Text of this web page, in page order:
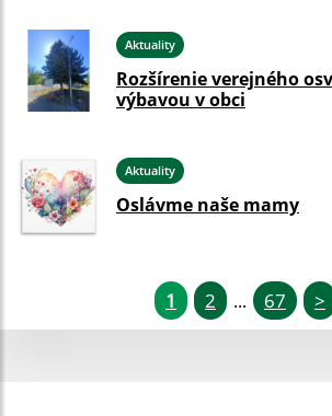
Aktuality
Rozšírenie verejného
výbavou v obci
Aktuality
Oslávme naše mamy
1 2 ... 67 >